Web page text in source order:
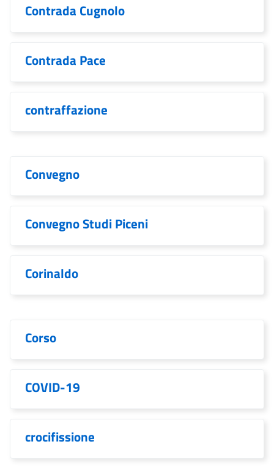
Contrada Cugnolo
Contrada Pace
contraffazione
Convegno
Convegno Studi Piceni
Corinaldo
Corso
COVID-19
crocifissione